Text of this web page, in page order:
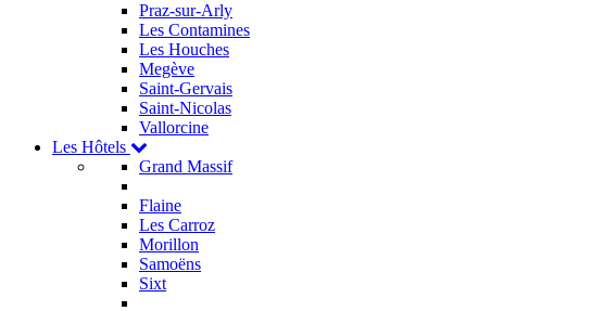
Praz-sur-Arly
Les Contamines
Les Houches
Megève
Saint-Gervais
Saint-Nicolas
Vallorcine
Les Hôtels
Grand Massif
Flaine
Les Carroz
Morillon
Samoëns
Sixt